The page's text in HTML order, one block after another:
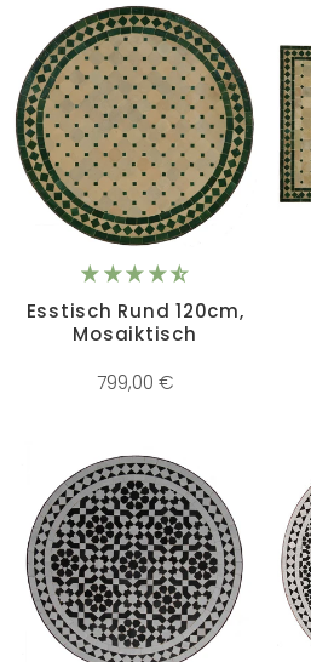
Esstisch Rund 120cm,
Mosaiktisch
799,00 €